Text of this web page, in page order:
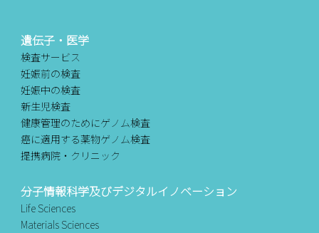
遺伝子・医学
検査サービス
妊娠前の検査
妊娠中の検査
新生児検査
健康管理のためにゲノム検査
癌に適用する薬物ゲノム検査
提携病院・クリニック
分子情報科学及びデジタルイノベーション
Life Sciences
Materials Sciences